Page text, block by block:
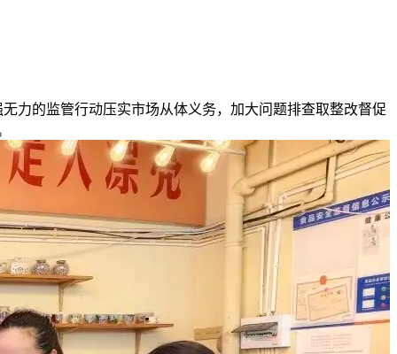
的监管行动压实市场从体义务，加大问题排查取整改督促